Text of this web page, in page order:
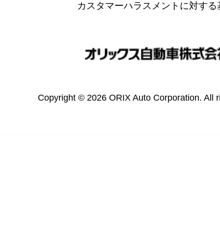
カスタマーハラスメントに対する
Copyright © 2026 ORIX Auto Corporation. All